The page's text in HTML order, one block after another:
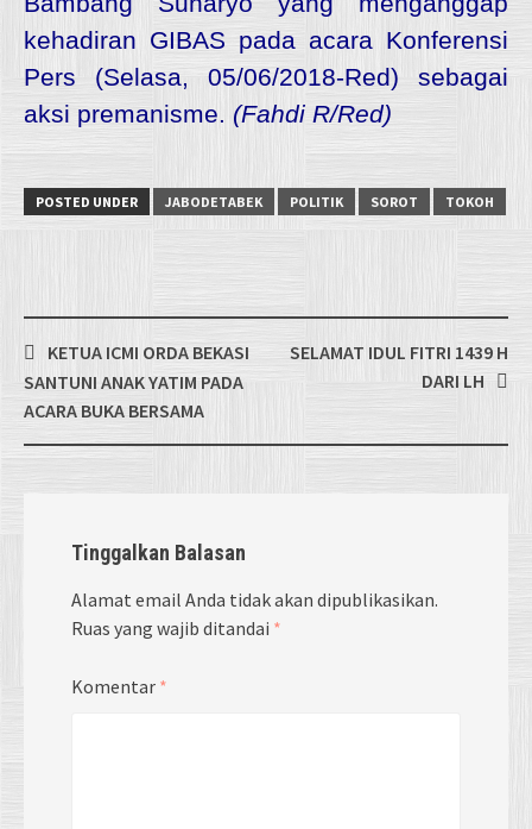
kehadiran GIBAS pada acara Konferensi
Pers (Selasa, 05/06/2018-Red) sebagai
aksi premanisme. (Fahdi R/Red)
POSTED UNDER JABODETABEK POLITIK SOROT TOKOH
Post
navigation
KETUA ICMI ORDA BEKASI
SANTUNI ANAK YATIM PADA
ACARA BUKA BERSAMA
SELAMAT IDUL FITRI 1439 H
DARI LH
Tinggalkan Balasan
Alamat email Anda tidak akan dipublikasikan.
Ruas yang wajib ditandai *
Komentar *